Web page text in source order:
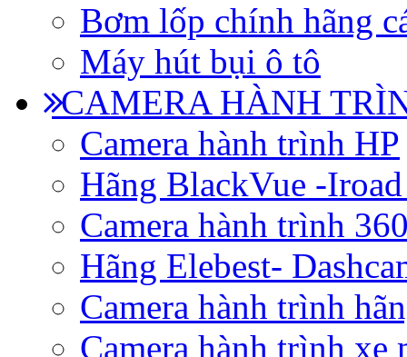
Bơm lốp chính hãng
Máy hút bụi ô tô
CAMERA HÀNH
Camera hành trình HP
Hãng BlackVue -
Camera hành trình
Hãng Elebest-
Camera hành trình
Camera hành trình xe